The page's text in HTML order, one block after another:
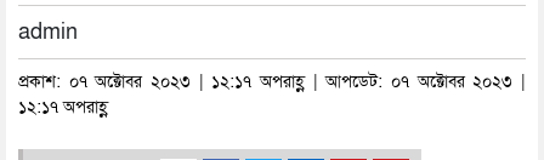
admin
প্রকাশ: ০৭ অক্টোবর ২০২৩ | ১২:১৭ অপরাহ্ণ | আপডেট: ০৭ অক্টোবর ২০২৩ |
১২:১৭ অপরাহ্ণ